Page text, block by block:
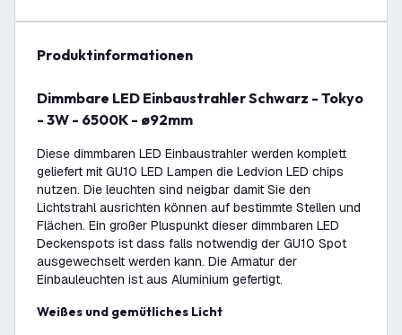
Produktinformationen
Dimmbare LED Einbaustrahler Schwarz - Tokyo
- 3W - 6500K - ø92mm
Diese dimmbaren LED Einbaustrahler werden komplett
geliefert mit GU10 LED Lampen die Ledvion LED chips
nutzen. Die leuchten sind neigbar damit Sie den
Lichtstrahl ausrichten können auf bestimmte Stellen und
Flächen. Ein großer Pluspunkt dieser dimmbaren LED
Deckenspots ist dass falls notwendig der GU10 Spot
ausgewechselt werden kann. Die Armatur der
Einbauleuchten ist aus Aluminium gefertigt.
Weißes und gemütliches Licht